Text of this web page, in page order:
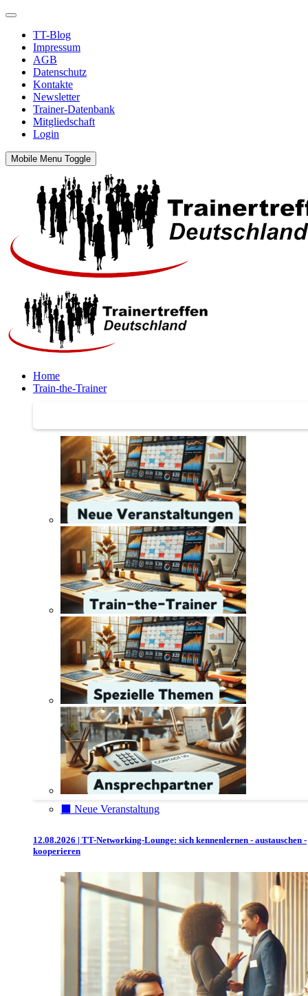
TT-Blog
Impressum
AGB
Datenschutz
Kontakte
Newsletter
Trainer-Datenbank
Mitgliedschaft
Login
Mobile Menu Toggle
Home
Train-the-Trainer
⬛️ Neue Veranstaltung
12.08.2026 | TT-Networking-Lounge: sich kennenlernen - austauschen -
kooperieren